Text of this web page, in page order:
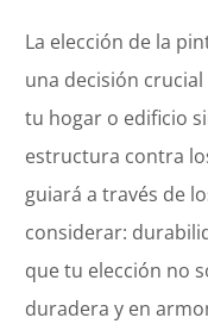
La elección de la
una decisión
tu hogar o edificio
estructura contra
guiará a través de
considerar:
que tu elección no
duradera y en